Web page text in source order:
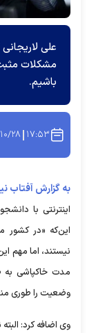
علی
مشکلات
باشیم.
۱۷:۵۳
به گزارش آفتاب
اینترنتی با
این‌که «در کشور
نیستند، اما مهم
مدت خاکپاشی به
وضعیت را طوری
وی اضافه کرد: